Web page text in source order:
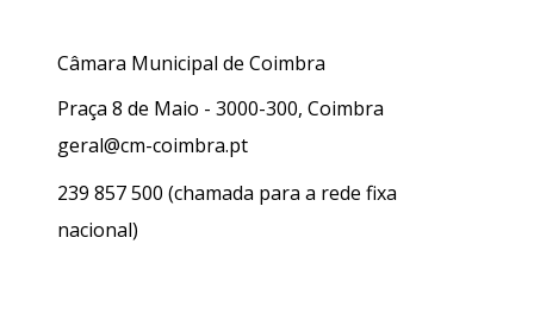
Câmara Municipal de Coimbra
Praça 8 de Maio - 3000-300, Coimbra
geral@cm-coimbra.pt
239 857 500 (chamada para a rede fixa
nacional)